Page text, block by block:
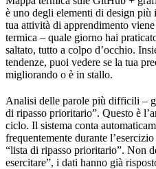
è uno degli elementi di design
tua attività di apprendimento
termica – quale giorno hai
saltato, tutto a colpo d’occhio.
tendenze, puoi vedere se la tua
migliorando o è in stallo.
Analisi delle parole più difficili –
di ripasso prioritario”. Questo è
ciclo. Il sistema conta
frequentemente durante
“lista di ripasso prioritario”. Non
esercitare”, i dati hanno già